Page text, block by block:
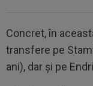
Concret, în
transfere pe
ani), dar și pe